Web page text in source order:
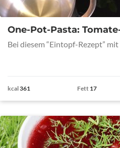
One-Pot-Pasta:
Bei diesem “Eintopf-Rezept”
kcal361 Fett 17